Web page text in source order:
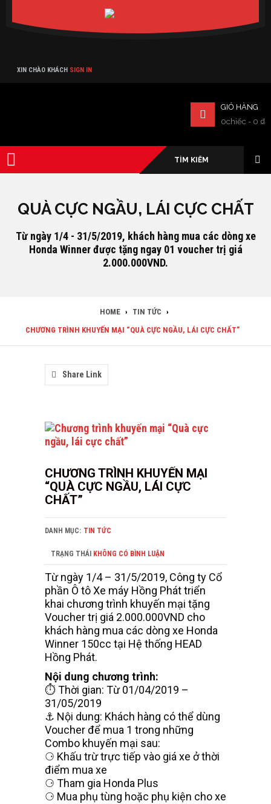
XIN CHÀO KHÁCH SIGN IN
GIỎ HÀNG
0chiếc - 0 ₫
QUÀ CỰC NGẦU, LÁI CỰC CHẤT
Từ ngày 1/4 - 31/5/2019, khách hàng mua các dòng xe
Honda Winner được tặng ngay 01 voucher trị giá
2.000.000VND.
HOME › TIN TỨC ›
CHƯƠNG TRÌNH KHUYẾN MẠI “QUÀ CỰC NGẦU, LÁI CỰC CHẤT”
Share Link
CHƯƠNG TRÌNH KHUYẾN MẠI
“QUÀ CỰC NGẦU, LÁI CỰC
CHẤT”
DANH MỤC: TIN TỨC
TRẠNG THÁI KHÔNG CÓ BÌNH LUẬN
Từ ngày 1/4 – 31/5/2019, Công ty Cổ
phần Ô tô Xe máy Hồng Phát triển
khai chương trình khuyến mại tặng
Voucher trị giá 2.000.000VND cho
khách hàng mua các dòng xe Honda
Winner 150cc tại Hệ thống HEAD
Hồng Phát.
Nội dung chương trình:
⏱️ Thời gian: Từ 01/04/2019 –
31/05/2019
⚓ Nội dung: Khách hàng có thể dùng
Voucher để mua 1 trong những
Combo khuyến mại sau:
⚆ Khấu trừ trực tiếp vào giá xe ở thời
điểm mua xe
⚆ Tham gia Honda Plus
⚆ Mua phụ tùng hoặc phụ kiện cho xe